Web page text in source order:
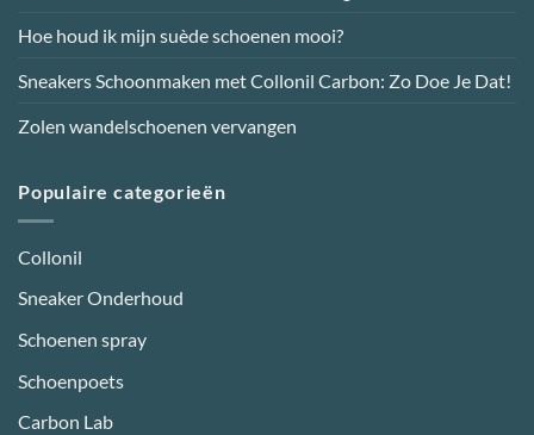
Hoe houd ik mijn suède schoenen mooi?
Sneakers Schoonmaken met Collonil Carbon: Zo Doe Je Dat!
Zolen wandelschoenen vervangen
Populaire categorieën
Collonil
Sneaker Onderhoud
Schoenen spray
Schoenpoets
Carbon Lab